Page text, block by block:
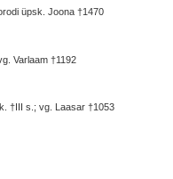
üpsk. Joona †1470
Varlaam †1192
†III s.; vg. Laasar †1053